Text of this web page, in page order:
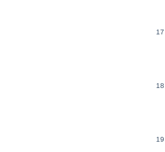
17
18
19